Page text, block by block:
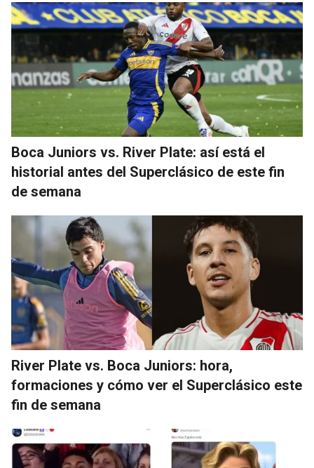
Boca Juniors vs. River Plate: así está el
historial antes del Superclásico de este fin
de semana
River Plate vs. Boca Juniors: hora,
formaciones y cómo ver el Superclásico este
fin de semana